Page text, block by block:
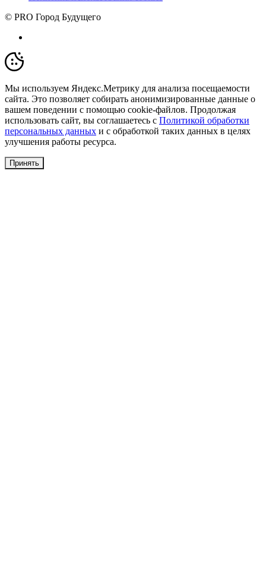
© PRO Город Будущего
Мы используем Яндекс.Метрику для анализа посещаемости
сайта. Это позволяет собирать анонимизированные данные о
вашем поведении с помощью cookie-файлов. Продолжая
использовать сайт, вы соглашаетесь с Политикой обработки
персональных данных и с обработкой таких данных в целях
улучшения работы ресурса.
Принять